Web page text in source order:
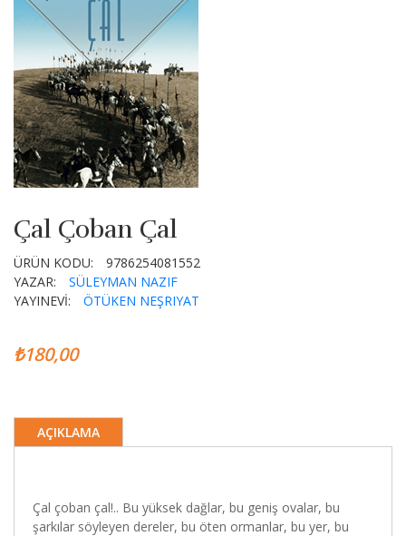
Çal Çoban Çal
ÜRÜN KODU:
9786254081552
YAZAR:
SÜLEYMAN NAZIF
YAYINEVİ:
ÖTÜKEN NEŞRIYAT
₺180,00
AÇIKLAMA
Çal çoban çal!.. Bu yüksek dağlar, bu geniş ovalar, bu
şarkılar söyleyen dereler, bu öten ormanlar, bu yer, bu